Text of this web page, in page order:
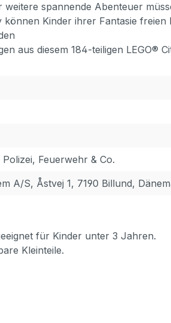
spannende Abenteuer
können Kinder ihrer Fantasie
aus diesem 184-teiligen LEGO®
Feuerwehr & Co.
A/S, Åstvej 1, 7190 Billund,
für Kinder unter 3 Jahren.
Kleinteile.